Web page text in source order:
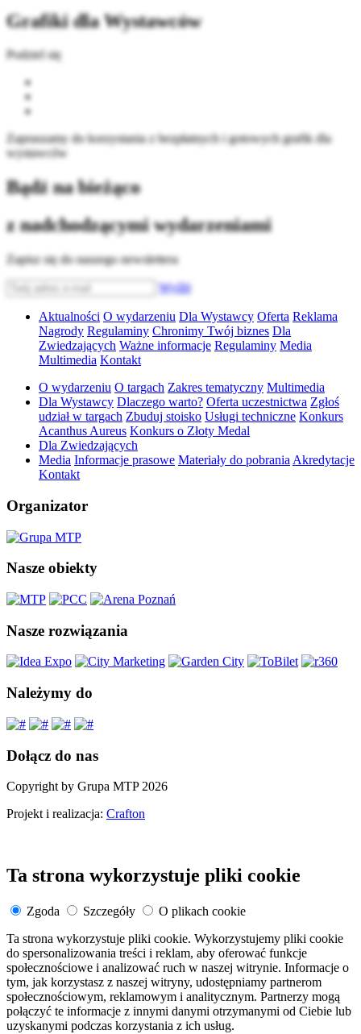
Grafiki dla Wystawców
Podziel się
Zapraszamy do korzystania z bezpłatnych i gotowych grafik dla
wystawców
Bądź na bieżąco
z nadchodzącymi wydarzeniami
Zapisz się do naszego newslettera
Wyślij
Aktualności O wydarzeniu Dla Wystawcy Oferta Reklama
Nagrody Regulaminy Chronimy Twój biznes Dla
Zwiedzających Ważne informacje Regulaminy Media
Multimedia Kontakt
O wydarzeniu O targach Zakres tematyczny Multimedia
Dla Wystawcy Dlaczego warto? Oferta uczestnictwa Zgłoś
udział w targach Zbuduj stoisko Usługi techniczne Konkurs
Acanthus Aureus Konkurs o Złoty Medal
Dla Zwiedzających
Media Informacje prasowe Materiały do pobrania Akredytacje
Kontakt
Organizator
Nasze obiekty
Nasze rozwiązania
Należymy do
Dołącz do nas
Copyright by Grupa MTP 2026
Projekt i realizacja: Crafton
Ta strona wykorzystuje pliki cookie
Zgoda Szczegóły
O plikach cookie
Ta strona wykorzystuje pliki cookie. Wykorzystujemy pliki cookie
do spersonalizowania treści i reklam, aby oferować funkcje
społecznościowe i analizować ruch w naszej witrynie. Informacje o
tym, jak korzystasz z naszej witryny, udostępniamy partnerom
społecznościowym, reklamowym i analitycznym. Partnerzy mogą
połączyć te informacje z innymi danymi otrzymanymi od Ciebie lub
uzyskanymi podczas korzystania z ich usług.